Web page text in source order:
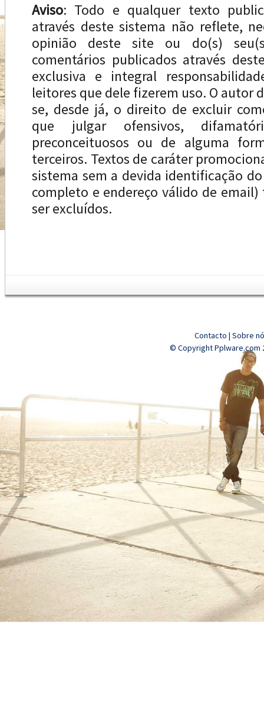
Aviso: Todo e qualquer texto
através deste sistema não reflete,
opinião deste site ou do(s)
comentários publicados através
exclusiva e integral
leitores que dele fizerem uso. O autor
se, desde já, o direito de excluir
que julgar ofensivos,
preconceituosos ou de alguma
terceiros. Textos de caráter
sistema sem a devida identificação
completo e endereço válido de
ser excluídos.
Contacto | Sobre
© Copyright Pplware.com